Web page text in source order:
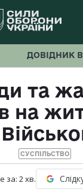
ДОВІДНИК
та
на
СУСПІЛЬСТВО
за: 2хв.